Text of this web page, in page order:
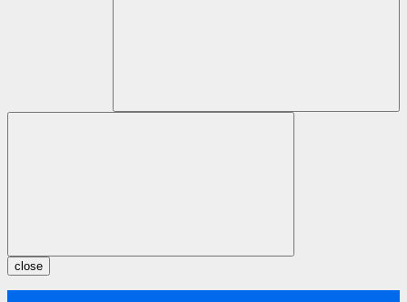
close